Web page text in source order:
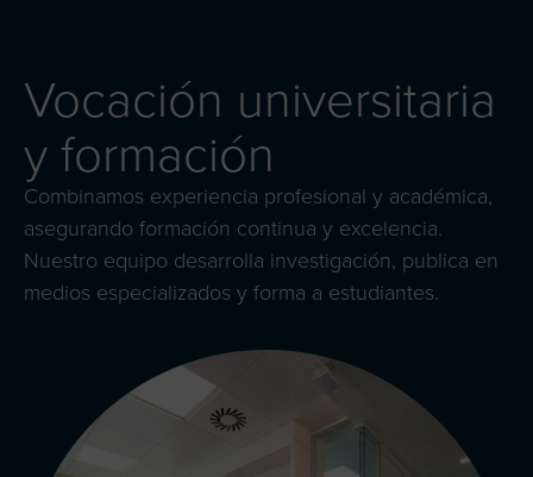
Vocación universitaria
y formación
Combinamos experiencia profesional y académica,
asegurando formación continua y excelencia.
Nuestro equipo desarrolla investigación, publica en
medios especializados y forma a estudiantes.